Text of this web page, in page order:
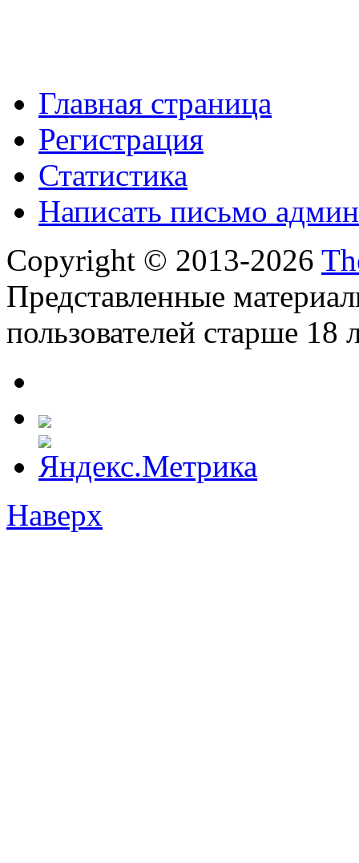
Главная страница
Регистрация
Статистика
Написать письмо
Copyright © 2013-2026
Представленные
пользователей старше 18
Наверх